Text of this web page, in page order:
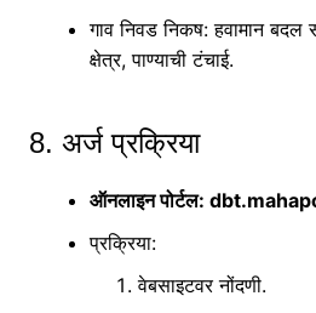
गाव निवड निकष: हवामान बदल
क्षेत्र, पाण्याची टंचाई.
8. अर्ज प्रक्रिया
ऑनलाइन पोर्टल:
प्रक्रिया:
वेबसाइटवर नोंदणी.